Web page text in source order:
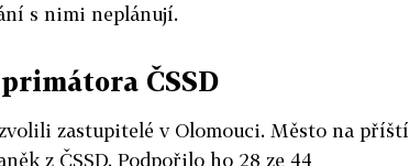
s nimi neplánují.
ČSSD
zastupitelé v Olomouci. Město na příští
z ČSSD. Podpořilo ho 28 ze 44